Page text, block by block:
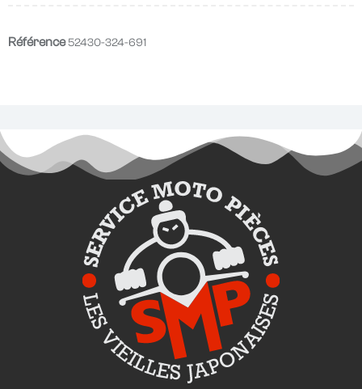
Référence52430-324-691